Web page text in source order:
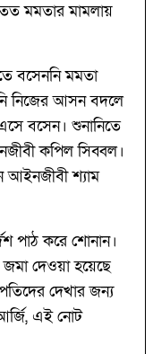
মমতার মামলায়
বসেননি মমতা
নিজের আসন বদলে
বসেন। শুনানিতে
কপিল সিব্বল।
শ্যাম
পাঠ করে শোনান।
জমা দেওয়া হয়েছে
দেখার জন্য
এই নোট